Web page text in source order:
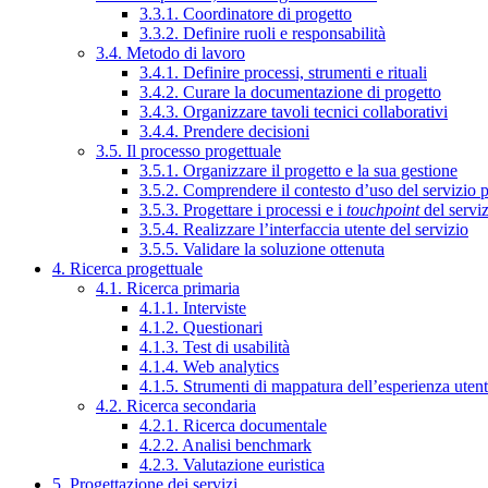
3.3.1. Coordinatore di progetto
3.3.2. Definire ruoli e responsabilità
3.4. Metodo di lavoro
3.4.1. Definire processi, strumenti e rituali
3.4.2. Curare la documentazione di progetto
3.4.3. Organizzare tavoli tecnici collaborativi
3.4.4. Prendere decisioni
3.5. Il processo progettuale
3.5.1. Organizzare il progetto e la sua gestione
3.5.2. Comprendere il contesto d’uso del servizio
3.5.3. Progettare i processi e i touchpointdel
3.5.4. Realizzare l’interfaccia utente del servizio
3.5.5. Validare la soluzione ottenuta
4. Ricerca progettuale
4.1. Ricerca primaria
4.1.1. Interviste
4.1.2. Questionari
4.1.3. Test di usabilità
4.1.4. Web analytics
4.1.5. Strumenti di mappatura dell’esperienza
4.2. Ricerca secondaria
4.2.1. Ricerca documentale
4.2.2. Analisi benchmark
4.2.3. Valutazione euristica
5. Progettazione dei servizi